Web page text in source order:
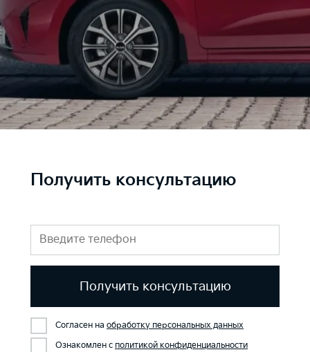
Получить консультацию
Получить консультацию
Согласен на обработку персональных данных
Ознакомлен с политикой конфиденциальности